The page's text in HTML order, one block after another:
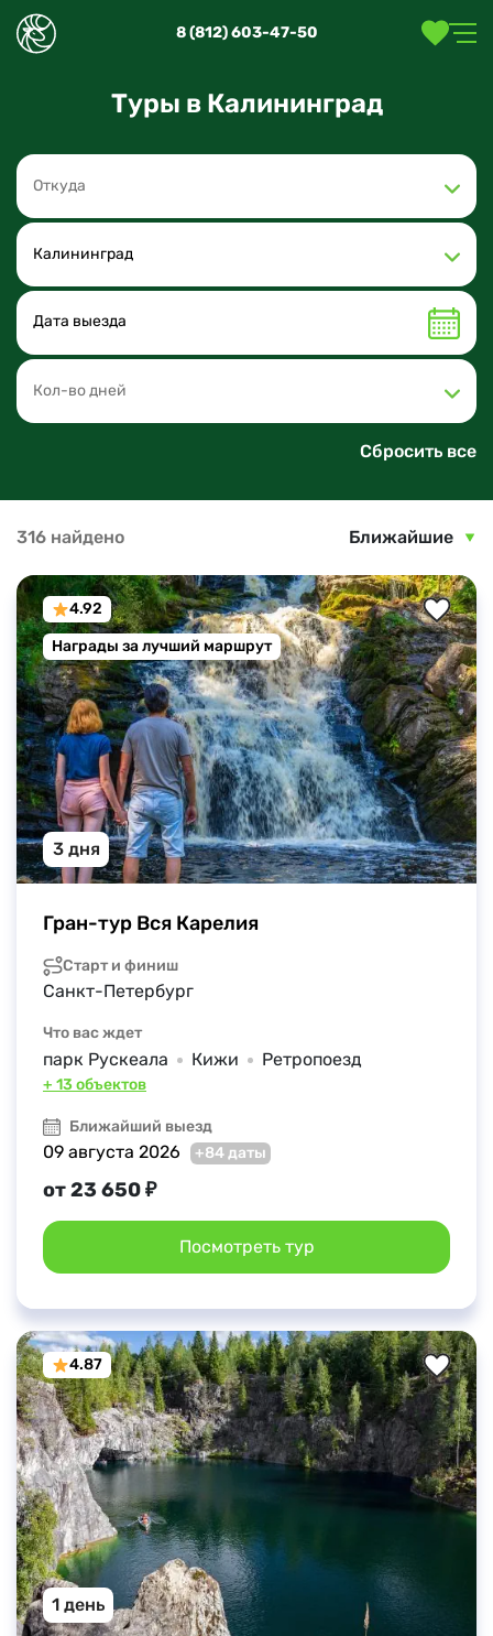
8 (812) 603-47-50
Туры в Калининград
Откуда
Калининград
Кол-во дней
Сбросить все
316 найдено Ближайшие
4.92
Награды за лучший маршрут
3 дня
Гран-тур Вся Карелия
Старт и финиш
Санкт-Петербург
Что вас ждет
парк Рускеала Кижи Ретропоезд
+ 13 объектов
Ближайший выезд
09 августа 2026 +84 даты
от 23 650 ₽
Посмотреть тур
4.87
1 день